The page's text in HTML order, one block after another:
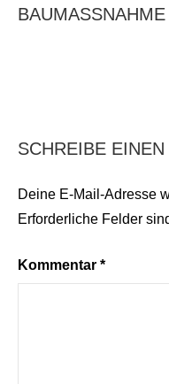
AUMASSNAHME
SCHREIBE
Deine E-Mail-Adresse
Erforderliche Felder
Kommentar *